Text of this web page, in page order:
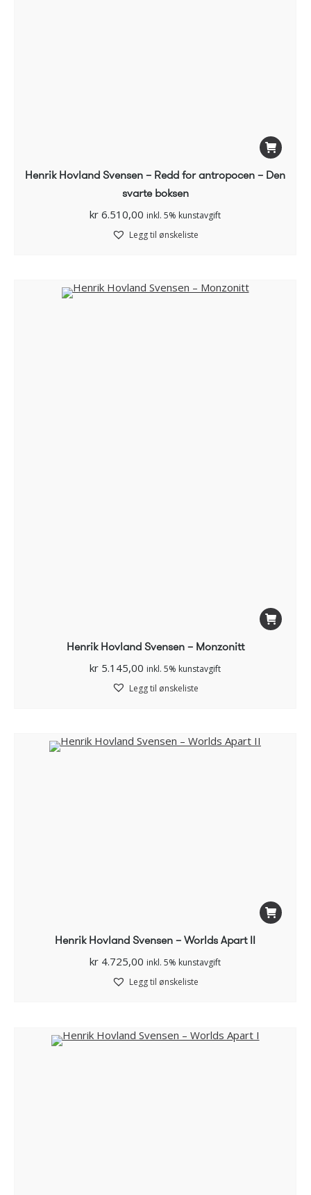
Henrik Hovland Svensen – Redd for antropocen – Den
svarte boksen
kr 6.510,00 inkl. 5% kunstavgift
Legg til ønskeliste
Henrik Hovland Svensen – Monzonitt
kr 5.145,00 inkl. 5% kunstavgift
Legg til ønskeliste
Henrik Hovland Svensen – Worlds Apart II
kr 4.725,00 inkl. 5% kunstavgift
Legg til ønskeliste